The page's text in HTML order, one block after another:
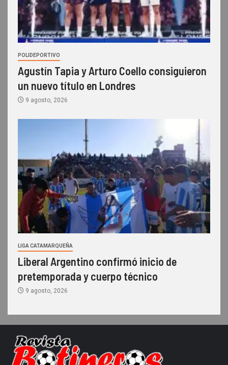
POLIDEPORTIVO
Agustín Tapia y Arturo Coello consiguieron
un nuevo título en Londres
9 agosto, 2026
LIGA CATAMARQUEÑA
Liberal Argentino confirmó inicio de
pretemporada y cuerpo técnico
9 agosto, 2026